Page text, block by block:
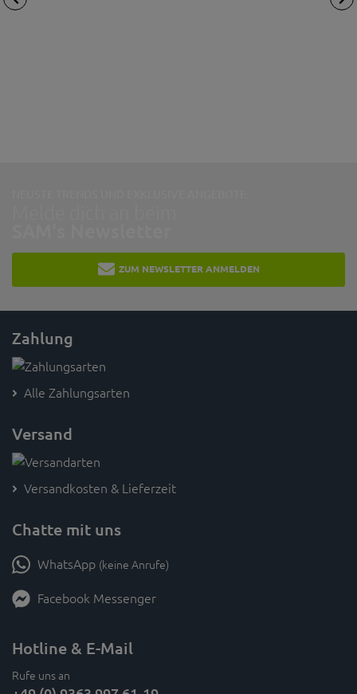
ZUM NEWSLETTER ANMELDEN
Zahlung
Alle Zahlungsarten
Versand
Versandkosten & Lieferzeit
Chatte mit uns
WhatsApp (keine Anrufe)
Facebook Messenger
Hotline & E-Mail
Rufe uns an